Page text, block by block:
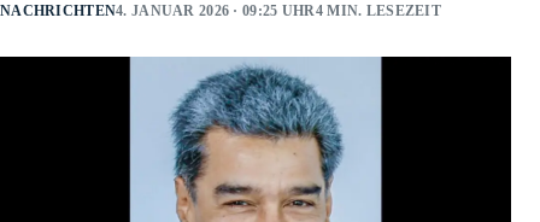
NACHRICHTEN4. JANUAR 2026 · 09:25 UHR4 MIN. LESEZEIT